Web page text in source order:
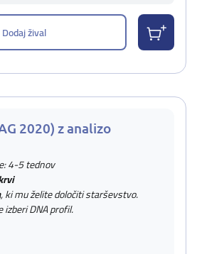
Dodaj žival
2020) z analizo
4-5 tednov
, ki mu želite določiti starševstvo.
DNA profil.